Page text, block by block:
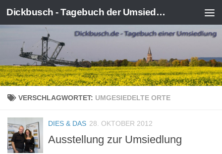
Zum Inhalt springen Dickbusch - Tagebuch der Umsiedlung von Kerpen-Manheim
VERSCHLAGWORTET: UMGESIEDELTE ORTE
DIES & DAS 28. OKTOBER 2012
Ausstellung zur Umsiedlung